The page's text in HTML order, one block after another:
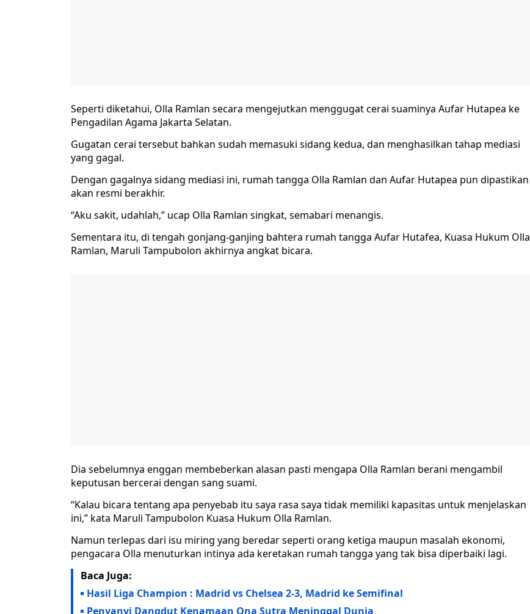
Seperti diketahui, Olla Ramlan secara mengejutkan menggugat cerai suaminya Aufar Hutapea ke
Pengadilan Agama Jakarta Selatan.
Gugatan cerai tersebut bahkan sudah memasuki sidang kedua, dan menghasilkan tahap mediasi
yang gagal.
Dengan gagalnya sidang mediasi ini, rumah tangga Olla Ramlan dan Aufar Hutapea pun dipastikan
akan resmi berakhir.
“Aku sakit, udahlah,” ucap Olla Ramlan singkat, semabari menangis.
Sementara itu, di tengah gonjang-ganjing bahtera rumah tangga Aufar Hutafea, Kuasa Hukum Olla
Ramlan, Maruli Tampubolon akhirnya angkat bicara.
Dia sebelumnya enggan membeberkan alasan pasti mengapa Olla Ramlan berani mengambil
keputusan bercerai dengan sang suami.
“Kalau bicara tentang apa penyebab itu saya rasa saya tidak memiliki kapasitas untuk menjelaskan
ini,” kata Maruli Tampubolon Kuasa Hukum Olla Ramlan.
Namun terlepas dari isu miring yang beredar seperti orang ketiga maupun masalah ekonomi,
pengacara Olla menuturkan intinya ada keretakan rumah tangga yang tak bisa diperbaiki lagi.
Baca Juga:
Hasil Liga Champion : Madrid vs Chelsea 2-3, Madrid ke Semifinal
Penyanyi Dangdut Kenamaan Ona Sutra Meninggal Dunia